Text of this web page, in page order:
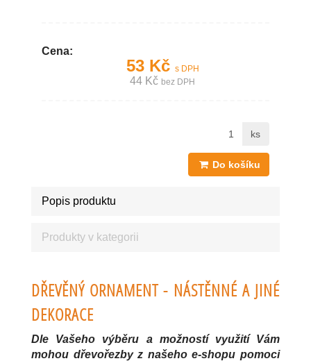
Cena:
53 Kč s DPH
44 Kč bez DPH
ks
Do košíku
Popis produktu
Produkty v kategorii
DŘEVĚNÝ ORNAMENT - NÁSTĚNNÉ A JINÉ
DEKORACE
Dle Vašeho výběru a možností využití Vám
mohou dřevořezby z našeho e-shopu pomoci